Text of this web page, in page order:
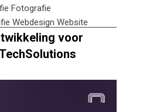
Fotografie
Webdesign Website
voor